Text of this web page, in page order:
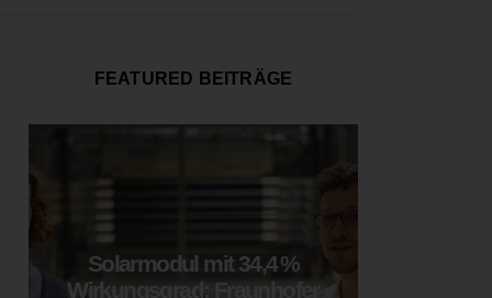
FEATURED BEITRÄGE
Solarmodul mit 34,4 %
Wirkungsgrad: Fraunhofer